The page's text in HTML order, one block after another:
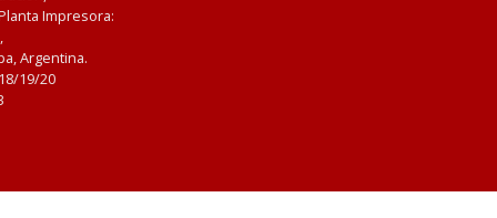
Impresora:
Argentina.
19/20